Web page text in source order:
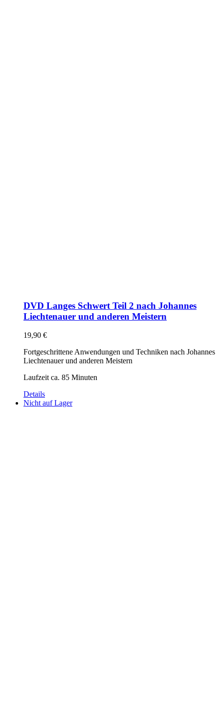
DVD Langes Schwert Teil 2 nach Johannes
Liechtenauer und anderen Meistern
19,90 €
Fortgeschrittene Anwendungen und Techniken nach Johannes
Liechtenauer und anderen Meistern
Laufzeit ca. 85 Minuten
Details
Nicht auf Lager